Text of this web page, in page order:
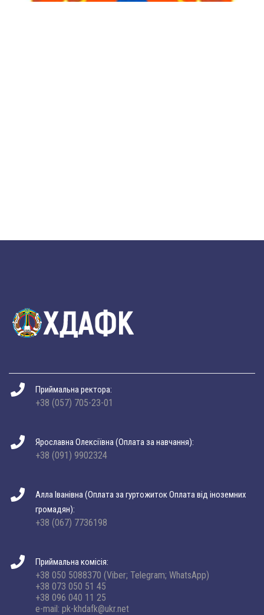
Приймальна ректора:
+38 (057) 705-23-01
Ярославна Олексіївна (Оплата за навчання):
+38 (091) 9902324
Алла Іванівна (Оплата за гуртожиток Оплата від іноземних
громадян):
+38 (067) 7736198
Приймальна комісія:
+38 050 5088370 (Viber; Telegram; WhatsApp)
+38 073 050 51 45
+38 096 040 11 25
e-mail: pk-khdafk@ukr.net